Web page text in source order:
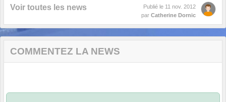
Voir toutes les news Publié le 11 nov. 2012
par Catherine Dornic
COMMENTEZ LA NEWS